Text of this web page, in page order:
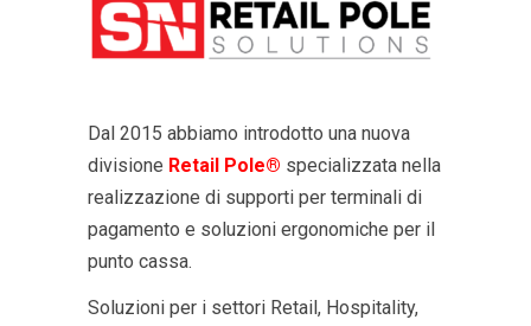
Dal 2015 abbiamo introdotto una nuova
divisione Retail Pole® specializzata nella
realizzazione di supporti per terminali di
pagamento e soluzioni ergonomiche per il
punto cassa.
Soluzioni per i settori Retail, Hospitality,